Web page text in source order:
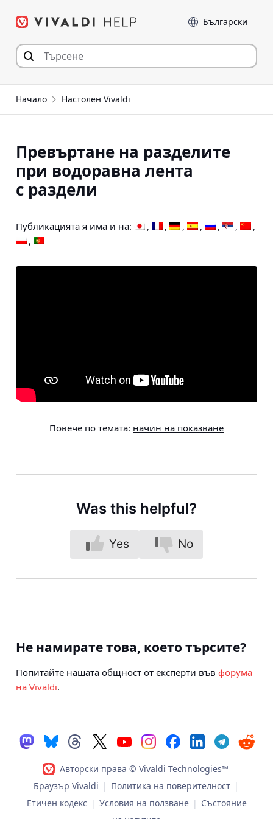
към съдържанието
Език
Начало Настолен Vivaldi
Превъртане на разделите
при водоравна лента
с раздели
Публикацията я има и на:
Повече по темата: начин на показване
Was this helpful?
Yes No
Не намирате това, което търсите?
Попитайте нашата общност от експерти във форума
на Vivaldi.
Авторски права © Vivaldi Technologies™
Браузър Vivaldi | Политика на поверителност |
Етичен кодекс | Условия на ползване | Състояние